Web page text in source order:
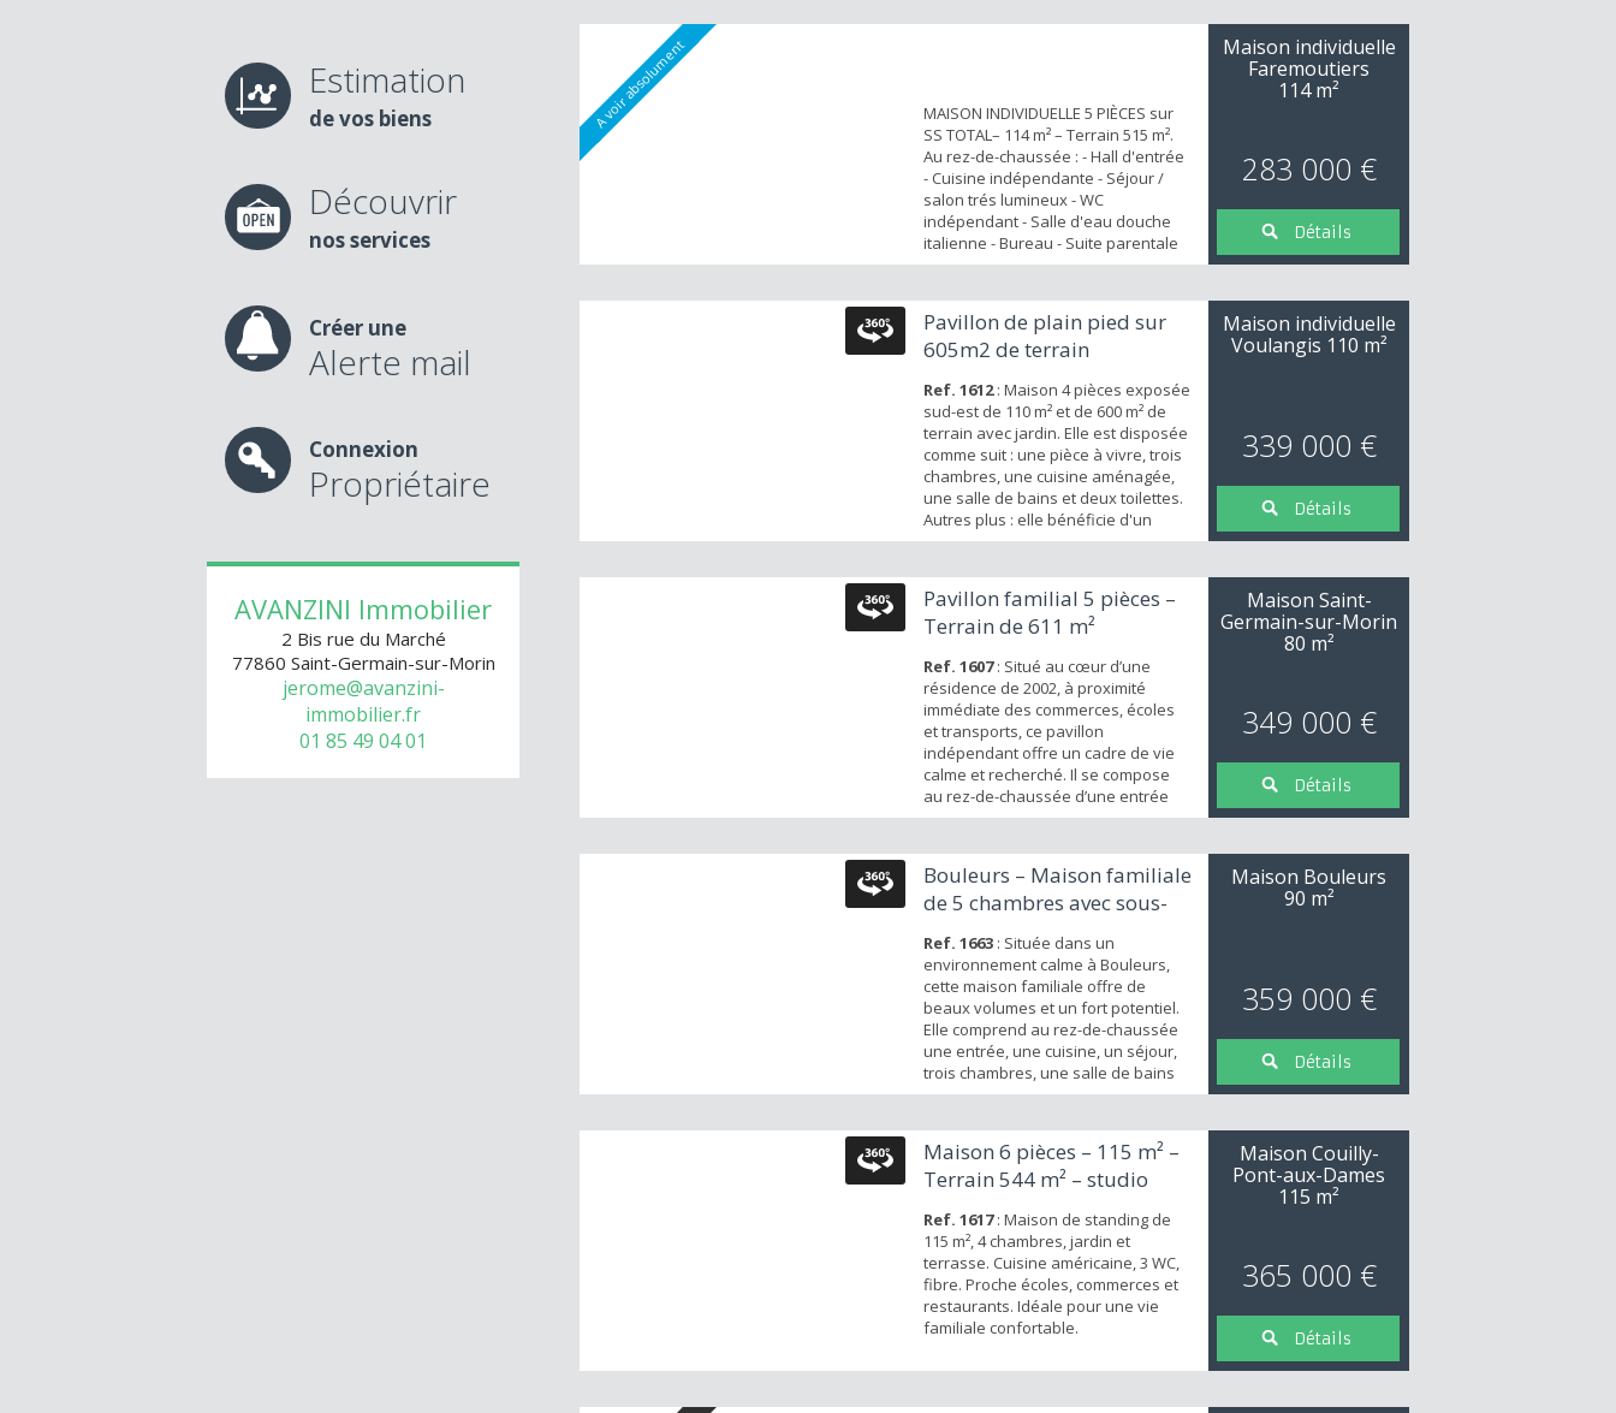
Estimation
de vos biens
Découvrir
nos services
Créer une
Alerte mail
Connexion
Propriétaire
AVANZINI Immobilier
2 Bis rue du Marché
77860 Saint-Germain-sur-Morin
jerome@avanzini-
immobilier.fr
01 85 49 04 01
salle d’eau douche, lavabo, WC
A voir absolument
MAISON INDIVIDUELLE 5 PIÈCES sur
SS TOTAL– 114 m² – Terrain 515 m².
Au rez-de-chaussée : - Hall d'entrée
- Cuisine indépendante - Séjour /
salon trés lumineux - WC
indépendant - Salle d'eau douche
italienne - Bureau - Suite parentale
avec sa salle d'eau.. Au 1er étage : 2
douche, lavabo, WC Sous-sol,
garage 1 véhicule, 1 stationnement,
possibl...
Maison individuelle
Faremoutiers
114 m²
283 000 €
Détails
Pavillon de plain pied sur
605m2 de terrain
Ref. 1612: Maison 4 pièces exposée
sud-est de 110 m² et de 600 m² de
terrain avec jardin. Elle est disposée
comme suit : une pièce à vivre, trois
chambres, une cuisine aménagée,
une salle de bains et deux toilettes.
Autres plus : elle bénéficie d'un
garage et d'une dépendance. Vue
Maison individuelle
Voulangis 110 m²
339 000 €
Détails
Pavillon familial 5 pièces –
Terrain de 611 m²
Ref. 1607: Situé au cœur d’une
résidence de 2002, à proximité
immédiate des commerces, écoles
et transports, ce pavillon
indépendant offre un cadre de vie
calme et recherché. Il se compose
au rez-de-chaussée d’une entrée
avec placard, W.C séparé, garage
lumineuxouvrant sur la terrasse et
une cuisine aménagée. À l’étage
(sous combles) : dégagement, trois
Maison Saint-
Germain-sur-Morin
80 m²
349 000 €
Détails
Bouleurs – Maison familiale
de 5 chambres avec sous-
so...
Ref. 1663 : Située dans un
environnement calme à Bouleurs,
cette maison familiale offre de
beaux volumes et un fort potentiel.
Elle comprend au rez-de-chaussée
une entrée, une cuisine, un séjour,
trois chambres, une salle de bains
et des WC séparés. À l'étage, un
supplémentaires ainsi qu'une salle
d'eau à terminer d'aménager. Un
sous-sol complète l'ensemble. Les
Maison Bouleurs
90 m²
359 000 €
Détails
Maison 6 pièces – 115 m² –
Terrain 544 m² – studio
Ref. 1617: Maison de standing de
115 m², 4 chambres, jardin et
terrasse. Cuisine américaine, 3 WC,
fibre. Proche écoles, commerces et
restaurants. Idéale pour une vie
familiale confortable.
Maison Couilly-
Pont-aux-Dames
115 m²
365 000 €
Détails